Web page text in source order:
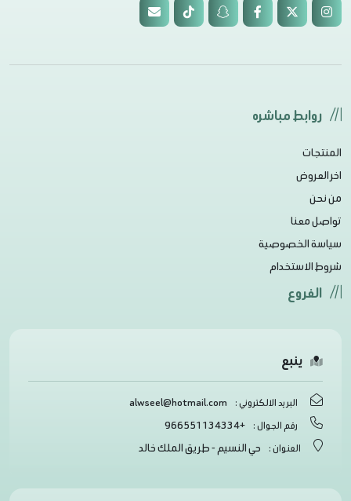
روابط مباشره
المنتجات
اخر العروض
من نحن
تواصل معنا
سياسة الخصوصية
شروط الاستخدام
الفروع
ينبع
البريد الالكتروني : alwseel@hotmail.com
رقم الجوال : +966551134334
العنوان : حي النسيم - طريق الملك خالد